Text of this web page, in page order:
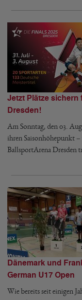
Jetzt Plätze
Dresden!
Am Sonntag, den 03.
ihren Saisonhöhepunkt
BallsportArena Dresden
Dänemark und
German U17 Open
Wie bereits seit einigen